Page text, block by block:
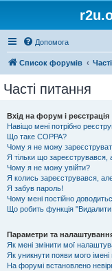
Допомога
Список форумів
Часті питання
Вхід на форум і реєстрація
Навіщо мені потрібно
Що таке COPPA?
Чому я не можу
Я тільки що зареєструвався,
Чому я не можу увійти?
Я колись зареєструвався,
Я забув пароль!
Чому мені постійно
Що робить функція
Параметри та
Як мені змінити мої
Як уникнути появи мого
На форумі встановлено